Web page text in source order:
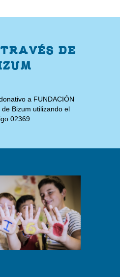
DE
a FUNDACIÓN
Bizum utilizando el
02369.